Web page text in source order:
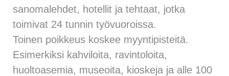
sanomalehdet, hotellit ja tehtaat, jotka
toimivat 24 tunnin työvuoroissa.
Toinen poikkeus koskee myyntipisteitä.
Esimerkiksi kahviloita, ravintoloita,
huoltoasemia, museoita, kioskeja ja alle 100